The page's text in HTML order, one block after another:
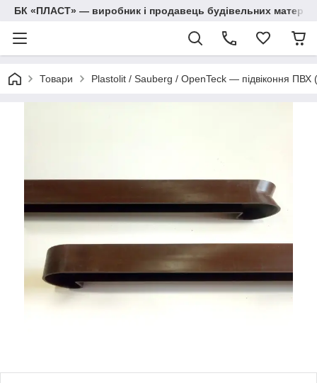
БК «ПЛАСТ» — виробник і продавець будівельних
Товари Plastolit / Sauberg / OpenTeck — підвіконня ПВХ